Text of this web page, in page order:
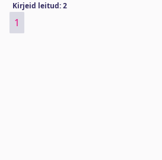
Kirjeid leitud: 2
1